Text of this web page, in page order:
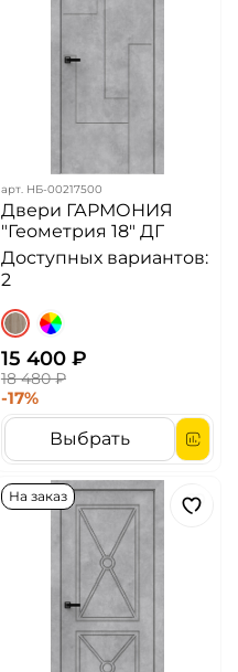
арт. НБ-00217500
Двери ГАРМОНИЯ
"Геометрия 18" ДГ
Доступных вариантов:
2
15 400 ₽
18 480 ₽
-17%
Выбрать
На заказ